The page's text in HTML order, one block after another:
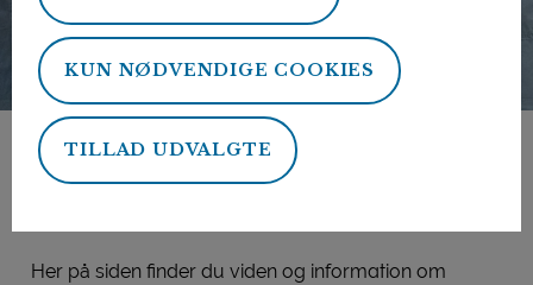
KUN NØDVENDIGE COOKIES
TILLAD UDVALGTE
Mejeriforeningens
Her på siden finder du viden og information om